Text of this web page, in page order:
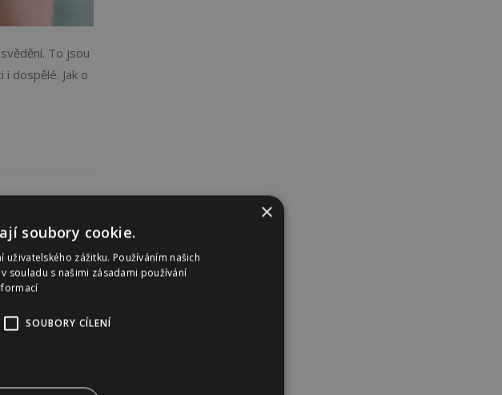
To jsou
dospělé. Jak o
×
soubory cookie.
zážitku. Používáním našich
souladu s našimi zásadami používání
SOUBORY CÍLENÍ